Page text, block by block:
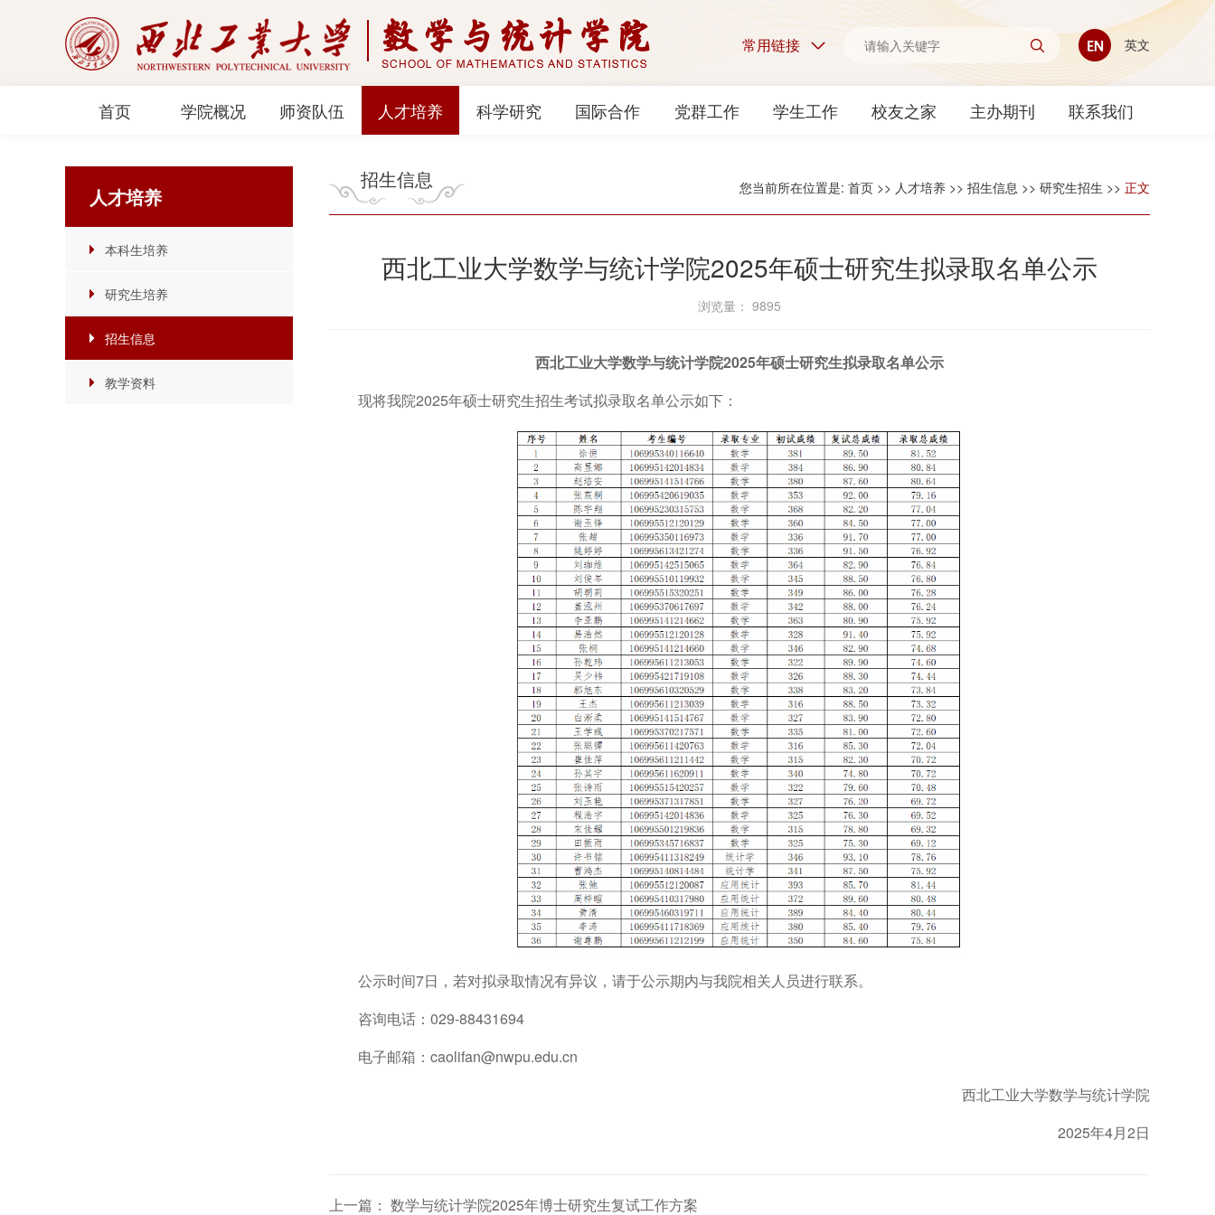
英文
常用链接
首页 学院概况 师资队伍 人才培养 科学研究 国际合作 党群工作 学生工作 校友之家 主办期刊 联系我们
人才培养
本科生培养
研究生培养
招生信息
教学资料
招生信息 您当前所在位置是: 首页 >> 人才培养 >> 招生信息 >> 研究生招生 >> 正文
西北工业大学数学与统计学院2025年硕士研究生拟录取名单公示
浏览量： 9895
西北工业大学数学与统计学院2025年硕士研究生拟录取名单公示
现将我院2025年硕士研究生招生考试拟录取名单公示如下：
公示时间7日，若对拟录取情况有异议，请于公示期内与我院相关人员进行联系。
咨询电话：029-88431694
电子邮箱： caolifan@nwpu.edu.cn
西北工业大学数学与统计学院
2025年4月2日
上一篇： 数学与统计学院2025年博士研究生复试工作方案